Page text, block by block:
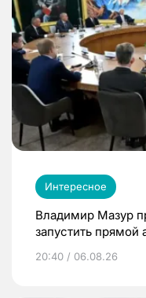
Интересное
Владимир Мазур
запустить прямой
20:40 / 06.08.26